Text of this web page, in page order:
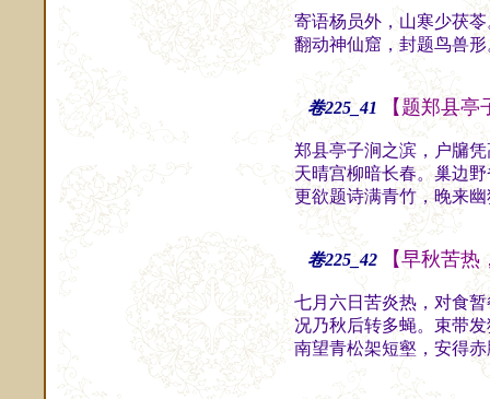
寄语杨员外，山寒少茯
翻动神仙窟，封题鸟兽
卷225_41 【题郑县
郑县亭子涧之滨，户牖
天晴宫柳暗长春。巢边
更欲题诗满青竹，晚来
卷225_42 【早秋苦
七月六日苦炎热，对食
况乃秋后转多蝇。束带
南望青松架短壑，安得